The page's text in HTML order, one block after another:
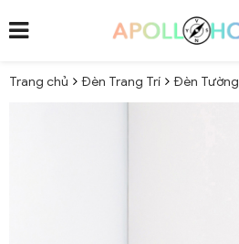
Trang chủ Đèn Trang Trí Đèn Tường